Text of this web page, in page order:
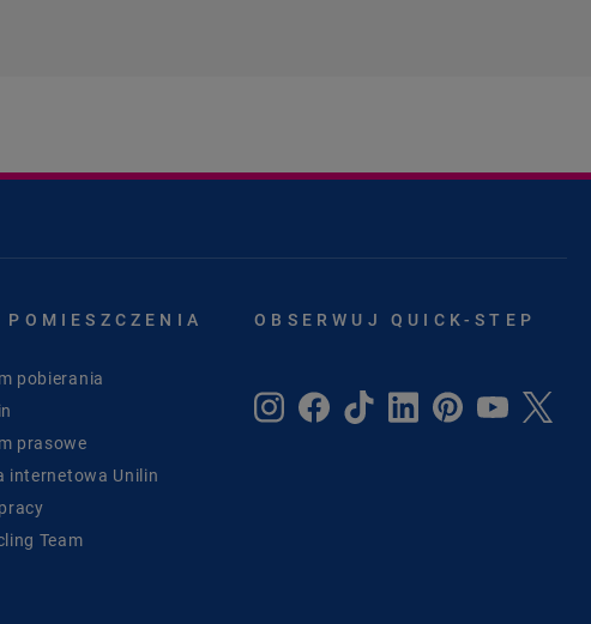
POMIESZCZENIA
pobierania
prasowe
internetowa Unilin
Team
OBSERWUJ QUICK-STEP